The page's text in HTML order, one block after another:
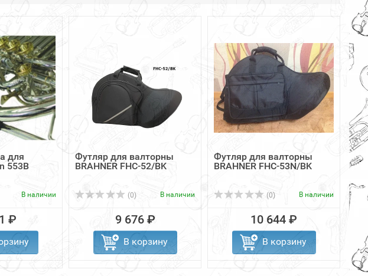
для
553B
В наличии
₽
Футляр для валторны
BRAHNER FHC-52/BK
(0) В наличии
9 676 ₽
В корзину
Футляр для валторны
BRAHNER FHC-53N/BK
(0) В наличии
10 644 ₽
В корзину